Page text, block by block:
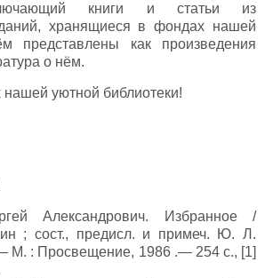
книги и статьи из
хранящиеся в фондах нашей
представлены как произведения
о нём.
уютной библиотеки!
Александрович. Избранное /
; сост., предисл. и примеч. Ю. Л.
М. : Просвещение, 1986 .— 254 с., [1]